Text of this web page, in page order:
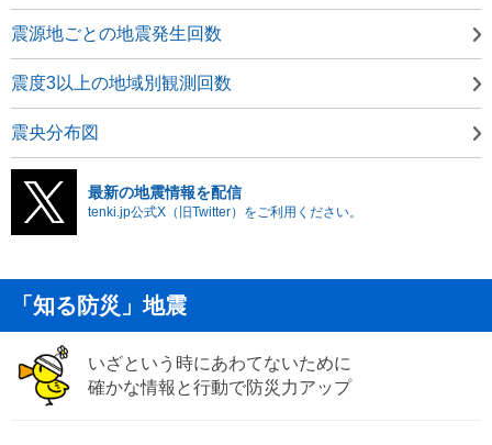
震源地ごとの地震発生回数
震度3以上の地域別観測回数
震央分布図
最新の地震情報を配信
tenki.jp公式X（旧Twitter）をご利用ください。
「知る防災」地震
いざという時にあわてないために
確かな情報と行動で防災力アップ